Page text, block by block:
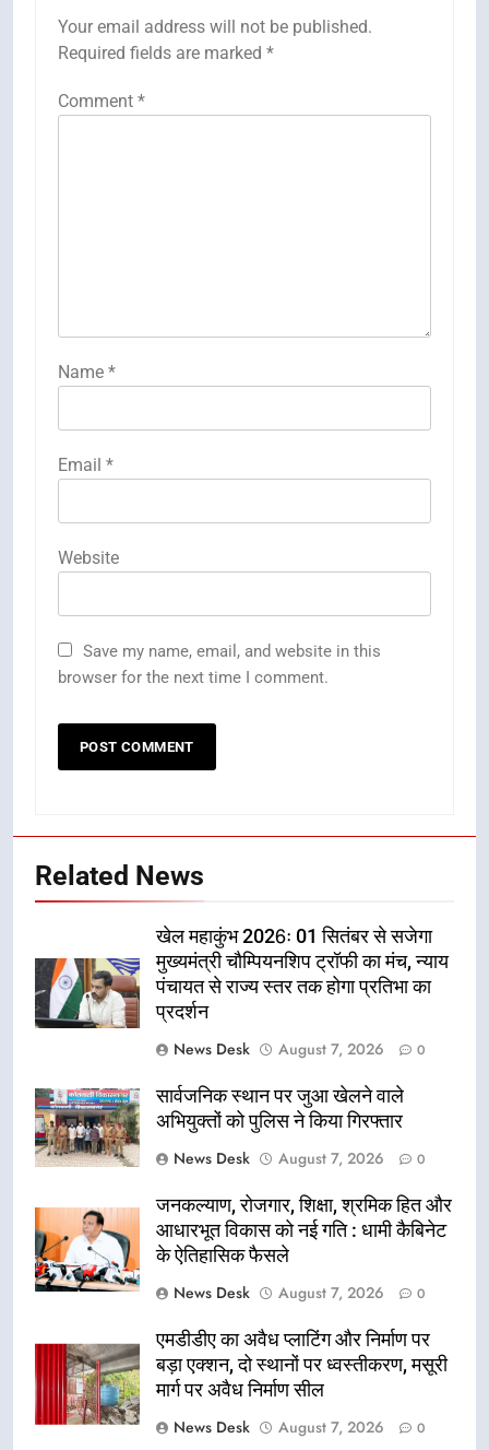
Your email address will not be published.
Required fields are marked *
Comment *
Name *
Email *
Website
Save my name, email, and website in this
browser for the next time I comment.
Related News
खेल महाकुंभ 2026ः 01 सितंबर से सजेगा
मुख्यमंत्री चौम्पियनशिप ट्रॉफी का मंच, न्याय
पंचायत से राज्य स्तर तक होगा प्रतिभा का
प्रदर्शन
News Desk
August 7, 2026 0
सार्वजनिक स्थान पर जुआ खेलने वाले
अभियुक्तों को पुलिस ने किया गिरफ्तार
News Desk
August 7, 2026 0
जनकल्याण, रोजगार, शिक्षा, श्रमिक हित और
आधारभूत विकास को नई गति : धामी कैबिनेट
के ऐतिहासिक फैसले
News Desk
August 7, 2026 0
एमडीडीए का अवैध प्लाटिंग और निर्माण पर
बड़ा एक्शन, दो स्थानों पर ध्वस्तीकरण, मसूरी
मार्ग पर अवैध निर्माण सील
News Desk
August 7, 2026 0